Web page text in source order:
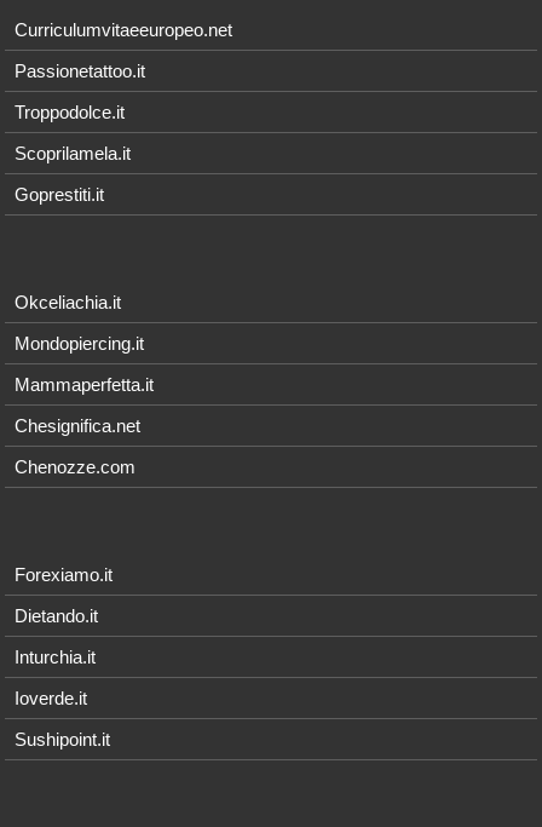
Curriculumvitaeeuropeo.net
Passionetattoo.it
Troppodolce.it
Scoprilamela.it
Goprestiti.it
Okceliachia.it
Mondopiercing.it
Mammaperfetta.it
Chesignifica.net
Chenozze.com
Forexiamo.it
Dietando.it
Inturchia.it
Ioverde.it
Sushipoint.it